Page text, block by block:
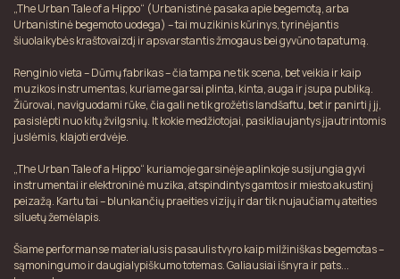
„The Urban Tale of a Hippo“ (Urbanistinė pasaka apie begemotą, arba
Urbanistinė begemoto uodega) – tai muzikinis kūrinys, tyrinėjantis
šiuolaikybės kraštovaizdį ir apsvarstantis žmogaus bei gyvūno tapatumą.
Renginio vieta – Dūmų fabrikas – čia tampa ne tik scena, bet veikia ir kaip
muzikos instrumentas, kuriame garsai plinta, kinta, auga ir įsupa publiką.
Žiūrovai, naviguodami rūke, čia gali ne tik grožėtis landšaftu, bet ir panirti į jį,
pasislėpti nuo kitų žvilgsnių. It kokie medžiotojai, pasikliaujantys įjautrintomis
juslėmis, klajoti erdvėje.
„The Urban Tale of a Hippo“ kuriamoje garsinėje aplinkoje susijungia gyvi
instrumentai ir elektroninė muzika, atspindintys gamtos ir miesto akustinį
peizažą. Kartu tai – blunkančių praeities vizijų ir dar tik nujaučiamų ateities
siluetų žemėlapis.
Šiame performanse materialusis pasaulis tvyro kaip milžiniškas begemotas –
sąmoningumo ir daugialypiškumo totemas. Galiausiai išnyra ir pats...